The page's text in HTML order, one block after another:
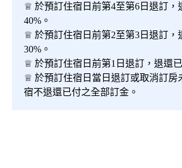
♕ 於預訂住宿日前第4至第6日退訂，
40%。
♕ 於預訂住宿日前第2至第3日退訂，
30%。
♕ 於預訂住宿日前第1日退訂，退還已
♕ 於預訂住宿日當日退訂或取消訂房
宿不退還已付之全部訂金。